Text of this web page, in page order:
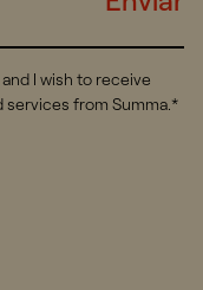
and I wish to receive
from Summa.*